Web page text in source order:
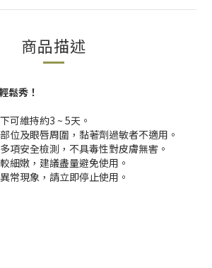
商品描述
鬆秀！
可維持約3 ~ 5天。
位及眼唇周圍，黏著劑過敏者不適用。
項安全檢測，不具毒性對皮膚無害。
細嫩，建議盡量避免使用。
常現象，請立即停止使用。